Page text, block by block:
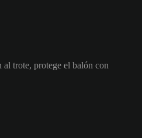
trote, protege el balón con